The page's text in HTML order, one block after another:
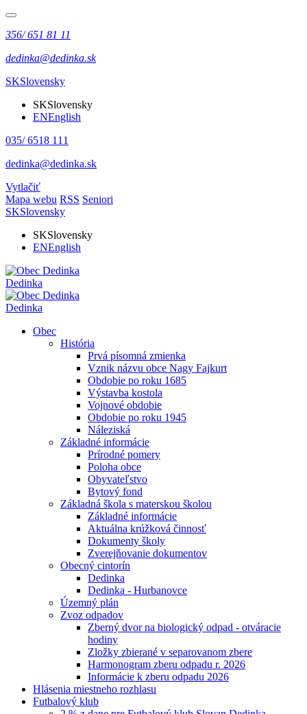
356/ 651 81 11
dedinka@dedinka.sk
SKSlovensky
SKSlovensky
ENEnglish
035/ 6518 111
dedinka@dedinka.sk
Vytlačiť
Mapa webu RSS Seniori
SKSlovensky
SKSlovensky
ENEnglish
Dedinka
Dedinka
Obec
História
Prvá písomná zmienka
Vznik názvu obce Nagy Fajkurt
Obdobie po roku 1685
Výstavba kostola
Vojnové obdobie
Obdobie po roku 1945
Náleziská
Základné informácie
Prírodné pomery
Poloha obce
Obyvateľstvo
Bytový fond
Základná škola s materskou školou
Základné informácie
Aktuálna krúžková činnosť
Dokumenty školy
Zverejňovanie dokumentov
Obecný cintorín
Dedinka
Dedinka - Hurbanovce
Územný plán
Zvoz odpadov
Zberný dvor na biologický odpad - otváracie
hodiny
Zložky zbierané v separovanom zbere
Harmonogram zberu odpadu r. 2026
Informácie k zberu odpadu 2026
Hlásenia miestneho rozhlasu
Futbalový klub